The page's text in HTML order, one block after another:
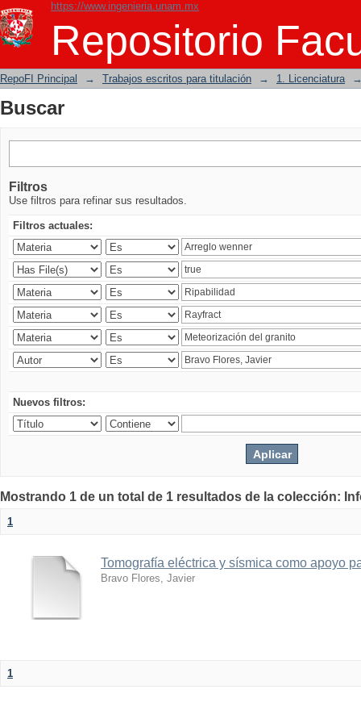
https://www.ingenieria.unam.mx
Repositorio
Buscar
RepoFI Principal → Trabajos escritos para titulación → 1. Licenciatura
Buscar
Filtros
Use filtros para refinar sus resultados.
Filtros actuales:
Nuevos filtros:
Mostrando 1 de un total de 1 resultados de la colección:
1
Tomografía eléctrica y sísmica como apoyo
Bravo Flores, Javier
1